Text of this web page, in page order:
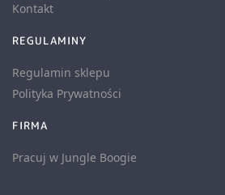
Kontakt
REGULAMINY
Regulamin sklepu
Polityka Prywatności
FIRMA
Pracuj w Jungle Boogie